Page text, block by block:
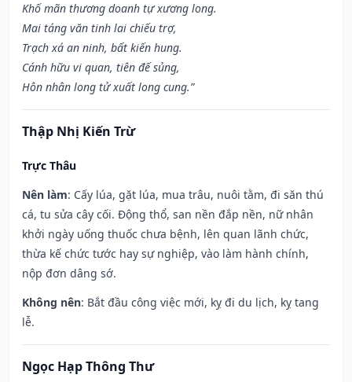
Khố mãn thương doanh tự xương long.
Mai táng văn tinh lai chiếu trợ,
Trạch xá an ninh, bất kiến hung.
Cánh hữu vi quan, tiên đế sủng,
Hôn nhân long tử xuất long cung.”
Thập Nhị Kiến Trừ
Trực Thâu
Nên làm: Cấy lúa, gặt lúa, mua trâu, nuôi tằm, đi săn thú
cá, tu sửa cây cối. Động thổ, san nền đắp nền, nữ nhân
khởi ngày uống thuốc chưa bệnh, lên quan lãnh chức,
thừa kế chức tước hay sự nghiệp, vào làm hành chính,
nộp đơn dâng sớ.
Không nên: Bắt đầu công việc mới, kỵ đi du lịch, kỵ tang
lễ.
Ngọc Hạp Thông Thư